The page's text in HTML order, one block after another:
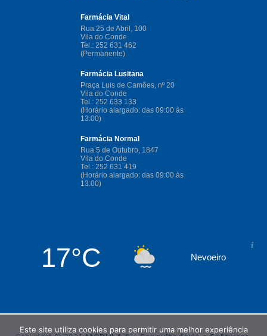
17°C Nevoeiro
Este site utiliza cookies para permitir uma melhor experiência